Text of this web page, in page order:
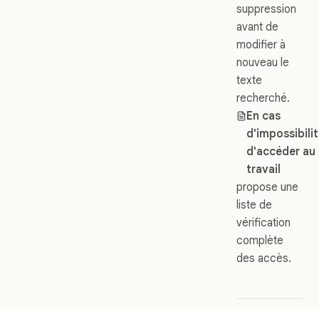
suppression
avant de
modifier à
nouveau le
texte
recherché.
En cas
d'accéder au
travail
propose une
liste de
vérification
complète
des accès.